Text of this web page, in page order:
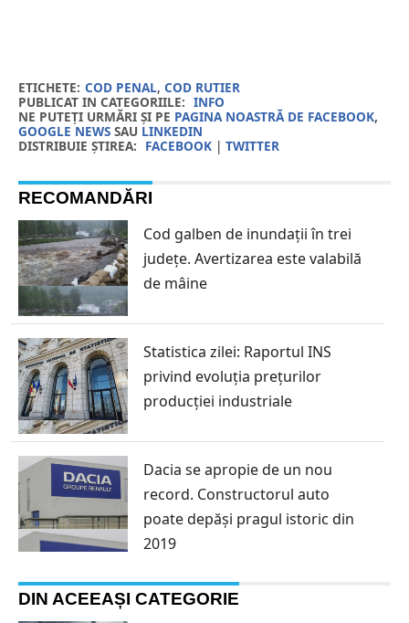
ETICHETE: COD PENAL, COD RUTIER
PUBLICAT IN CATEGORIILE: INFO
NE PUTEȚI URMĂRI ȘI PE PAGINA NOASTRĂ DE FACEBOOK,
GOOGLE NEWSSAU LINKEDIN
DISTRIBUIE ȘTIREA: FACEBOOK| TWITTER
RECOMANDĂRI
Cod galben de inundații în trei
județe. Avertizarea este valabilă
de mâine
Statistica zilei: Raportul INS
privind evoluția prețurilor
producției industriale
Dacia se apropie de un nou
record. Constructorul auto
poate depăși pragul istoric din
2019
DIN ACEEAȘI CATEGORIE